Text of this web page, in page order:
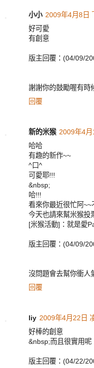
小小 2009年4月8日
好可愛
有創意
版主回覆：(04/09/
謝謝你的鼓勵喔有時
回覆
新的米猴 2009年4
哈哈
有趣的新作~~
^口^
可愛耶!!!
&nbsp;
哈!!!
看來你最近很忙阿
今天也請來幫米猴投
[米猴活動]：就是愛
版主回覆：(04/09/
沒問題會去幫你衝人
回覆
liy 2009年4月22日
好棒的創意
&nbsp;而且很實用呢
版主回覆：(04/22/